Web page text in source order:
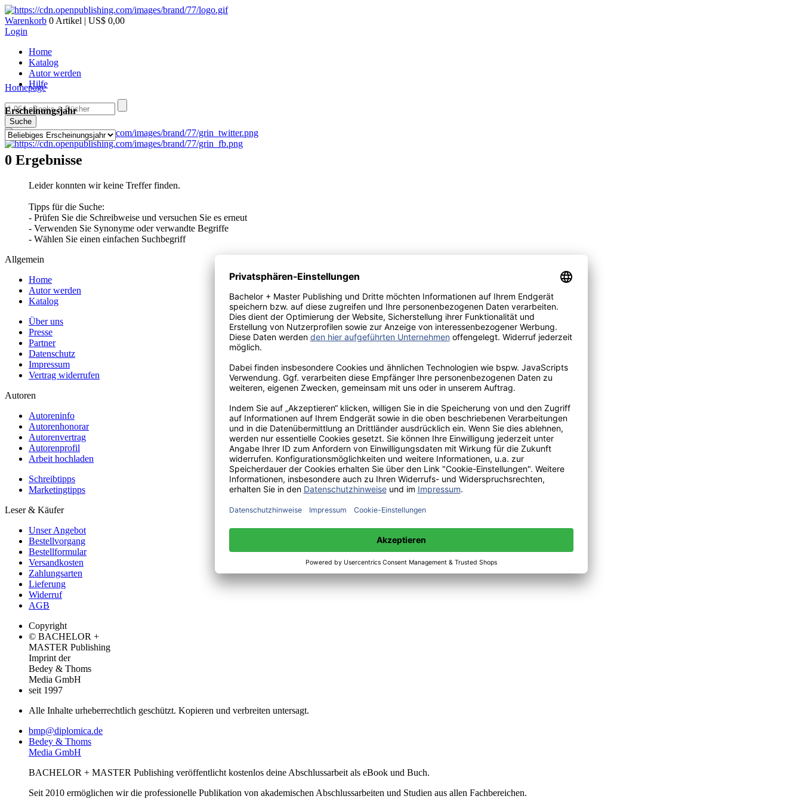
Warenkorb 0 Artikel | US$ 0,00
Login
Home
Katalog
Autor werden
Hilfe
Suche
Homepage
Erscheinungsjahr
0 Ergebnisse
Leider konnten wir keine Treffer finden.
Tipps für die Suche:
- Prüfen Sie die Schreibweise und versuchen Sie es erneut
- Verwenden Sie Synonyme oder verwandte Begriffe
- Wählen Sie einen einfachen Suchbegriff
Allgemein
Home
Autor werden
Katalog
Über uns
Presse
Partner
Datenschutz
Impressum
Vertrag widerrufen
Autoren
Autoreninfo
Autorenhonorar
Autorenvertrag
Autorenprofil
Arbeit hochladen
Schreibtipps
Marketingtipps
Leser & Käufer
Unser Angebot
Bestellvorgang
Bestellformular
Versandkosten
Zahlungsarten
Lieferung
Widerruf
AGB
Copyright
© BACHELOR +
MASTER Publishing
Imprint der
Bedey & Thoms
Media GmbH
seit 1997
Alle Inhalte urheberrechtlich geschützt. Kopieren und verbreiten untersagt.
bmp@diplomica.de
Bedey & Thoms
Media GmbH
BACHELOR + MASTER Publishing veröffentlicht kostenlos deine Abschlussarbeit als eBook und Buch.
Seit 2010 ermöglichen wir die professionelle Publikation von akademischen Abschlussarbeiten und Studien aus allen Fachbereichen.